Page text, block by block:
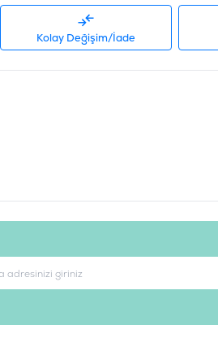
(NFE) %35 ,4 E Vitamini 650 mg/kg
Kolay Değişim/İade